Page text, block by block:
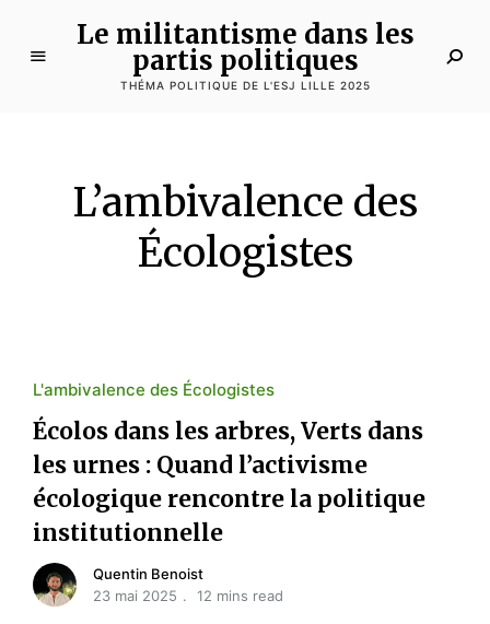
Le militantisme dans les
partis politiques
THÉMA POLITIQUE DE L'ESJ LILLE 2025
L’ambivalence des
Écologistes
L'ambivalence des Écologistes
Écolos dans les arbres, Verts dans
les urnes : Quand l’activisme
écologique rencontre la politique
institutionnelle
Quentin Benoist
23 mai 2025
12 mins read